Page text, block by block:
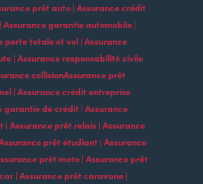
prêt auto | Assurance crédit
Assurance garantie automobile |
perte totale et vol | Assurance
| Assurance responsabilité civile
collisionAssurance prêt
| Assurance crédit entreprise
garantie de crédit | Assurance
| Assurance prêt relais | Assurance
prêt étudiant | Assurance
prêt moto | Assurance prêt
| Assurance prêt caravane |